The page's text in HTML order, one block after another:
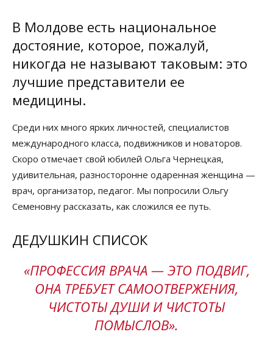
В Молдове есть национальное
достояние, которое, пожалуй,
никогда не называют таковым: это
лучшие представители ее
медицины.
Среди них много ярких личностей, специалистов
международного класса, подвижников и новаторов.
Скоро отмечает свой юбилей Ольга Чернецкая,
удивительная, разносторонне одаренная женщина —
врач, организатор, педагог. Мы попросили Ольгу
Семеновну рассказать, как сложился ее путь.
ДЕДУШКИН СПИСОК
«ПРОФЕССИЯ ВРАЧА — ЭТО ПОДВИГ,
ОНА ТРЕБУЕТ САМООТВЕРЖЕНИЯ,
ЧИСТОТЫ ДУШИ И ЧИСТОТЫ
ПОМЫСЛОВ».